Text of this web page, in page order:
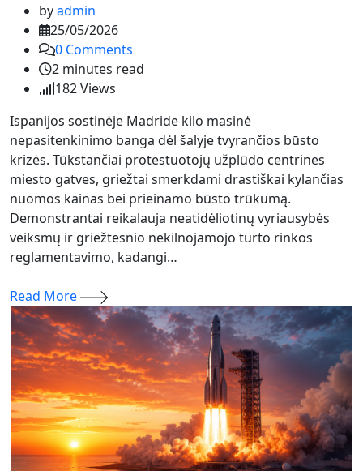
byadmin
25/05/2026
0 Comments
2 minutes read
182Views
Ispanijos sostinėje Madride kilo masinė
nepasitenkinimo banga dėl šalyje tvyrančios būsto
krizės. Tūkstančiai protestuotojų užplūdo centrines
miesto gatves, griežtai smerkdami drastiškai kylančias
nuomos kainas bei prieinamo būsto trūkumą.
Demonstrantai reikalauja neatidėliotinų vyriausybės
veiksmų ir griežtesnio nekilnojamojo turto rinkos
reglamentavimo, kadangi…
Read More